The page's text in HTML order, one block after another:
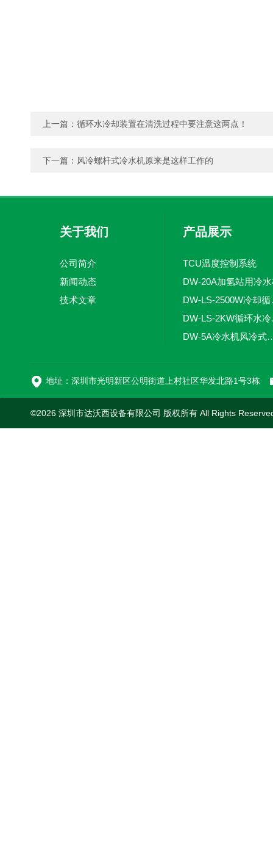
上一篇： 循环水冷却装置在清洗过程中要注意这两点！
下一篇： 风冷螺杆式冷水机原来是这样工作的
关于我们
公司简介
新闻动态
技术文章
产品展示
TCU温度控制系统
DW-20A加氢站用冷
DW-
DW-5A冷水机
地址：深圳市光明新区公明街道上村社区华发北路1号3栋
©2026 深圳市达沃西设备有限公司 版权所有 All Rights